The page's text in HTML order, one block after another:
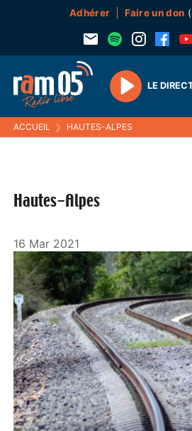
Adhérer Faire un don
Play
LE
ACCUEIL ❯ HAUTES-ALPES
Hautes-Alpes
16 Mar 2021